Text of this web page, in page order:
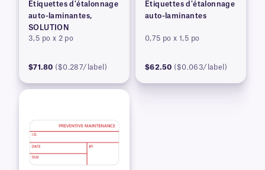
Étiquettes d'étalonnage
auto-laminantes,
SOLUTION
3,5 po x 2 po
$71.80 ($0.287/label)
Étiquettes d'étalonnage
auto-laminantes
0,75 po x 1,5 po
$62.50 ($0.063/label)